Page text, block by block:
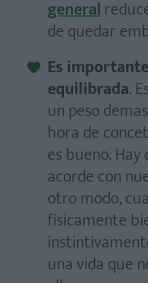
general
de quedar
Es
equilibrada.
un peso
hora de
es bueno.
acorde con
otro modo,
físicamente
una vida que